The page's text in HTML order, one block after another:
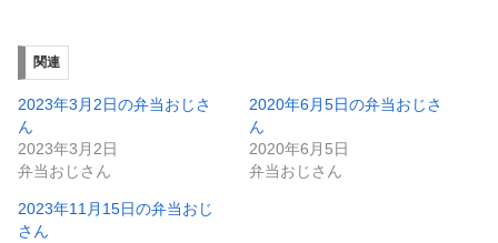
関連
2023年3月2日の弁当おじさ
ん
2023年3月2日
弁当おじさん
2020年6月5日の弁当おじさ
ん
2020年6月5日
弁当おじさん
2023年11月15日の弁当おじ
さん